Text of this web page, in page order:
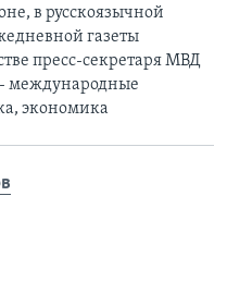
в русскоязычной
газеты
пресс-секретаря МВД
международные
экономика